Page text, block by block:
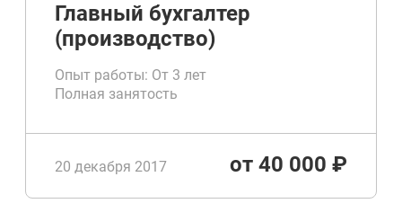
Главный бухгалтер
(производство)
Опыт работы: От 3 лет
Полная занятость
20 декабря 2017 от 40 000 ₽